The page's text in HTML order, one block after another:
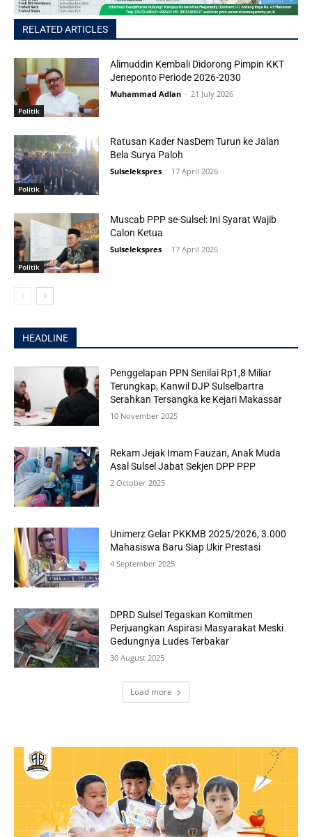
RELATED ARTICLES
Politik
Alimuddin Kembali Didorong Pimpin KKT
Jeneponto Periode 2026-2030
Muhammad Adlan - 21 July 2026
Politik
Ratusan Kader NasDem Turun ke Jalan
Bela Surya Paloh
Sulselekspres - 17 April 2026
Politik
Muscab PPP se-Sulsel: Ini Syarat Wajib
Calon Ketua
Sulselekspres - 17 April 2026
HEADLINE
Penggelapan PPN Senilai Rp1,8 Miliar
Terungkap, Kanwil DJP Sulselbartra
Serahkan Tersangka ke Kejari Makassar
10 November 2025
Rekam Jejak Imam Fauzan, Anak Muda
Asal Sulsel Jabat Sekjen DPP PPP
2 October 2025
Unimerz Gelar PKKMB 2025/2026, 3.000
Mahasiswa Baru Siap Ukir Prestasi
4 September 2025
DPRD Sulsel Tegaskan Komitmen
Perjuangkan Aspirasi Masyarakat Meski
Gedungnya Ludes Terbakar
30 August 2025
Load more